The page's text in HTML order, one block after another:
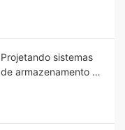
antes da instalação?
Projetando sistemas
de armazenamento de